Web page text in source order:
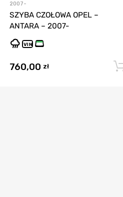
2007-
SZYBA CZOŁOWA OPEL –
ANTARA – 2007-
VIN
760,00 zł